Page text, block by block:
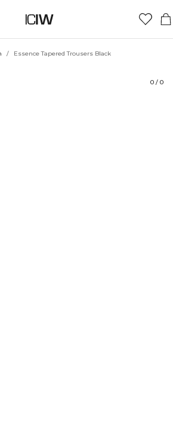
/ Essence Tapered Trousers Black
0 / 0